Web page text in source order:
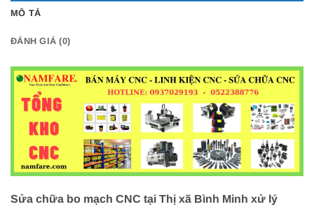
MÔ TẢ
ĐÁNH GIÁ (0)
Sửa chữa bo mạch CNC tại Thị xã Bình Minh xử lý